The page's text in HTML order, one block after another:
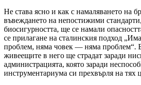
Не става ясно и как с намаляването на
въвеждането на непостижими
биосигурността, ще се намали
се прилагане на сталинския подход
проблем, няма човек — няма проблем“.
живеещите в него ще страдат заради
администрацията, която заради
инструментариума си прехвърля на тях